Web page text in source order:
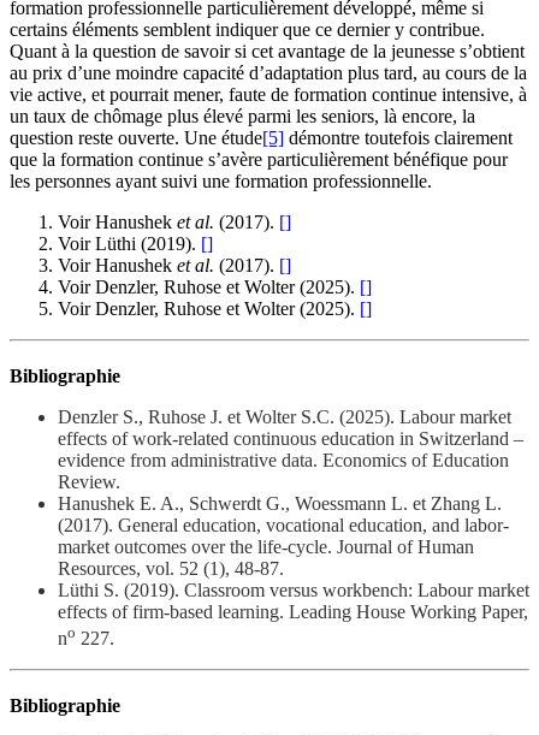
formation professionnelle particulièrement développé, même si
certains éléments semblent indiquer que ce dernier y contribue.
Quant à la question de savoir si cet avantage de la jeunesse s’obtient
au prix d’une moindre capacité d’adaptation plus tard, au cours de la
vie active, et pourrait mener, faute de formation continue intensive, à
un taux de chômage plus élevé parmi les seniors, là encore, la
question reste ouverte. Une étude[5] démontre toutefois clairement
que la formation continue s’avère particulièrement bénéfique pour
les personnes ayant suivi une formation professionnelle.
Voir Hanushek et al. (2017). []
Voir Lüthi (2019). []
Voir Hanushek et al. (2017). []
Voir Denzler, Ruhose et Wolter (2025). []
Voir Denzler, Ruhose et Wolter (2025). []
Bibliographie
Denzler S., Ruhose J. et Wolter S.C. (2025). Labour market
effects of work-related continuous education in Switzerland –
evidence from administrative data. Economics of Education
Review.
Hanushek E. A., Schwerdt G., Woessmann L. et Zhang L.
(2017). General education, vocational education, and labor-
market outcomes over the life-cycle. Journal of Human
Resources, vol. 52 (1), 48-87.
Lüthi S. (2019). Classroom versus workbench: Labour market
effects of firm-based learning. Leading House Working Paper,
no 227.
Bibliographie